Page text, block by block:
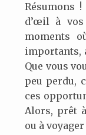
Résumons
d’œil à
moments
importants,
Que vous
peu perdu,
ces
Alors, prêt
ou à